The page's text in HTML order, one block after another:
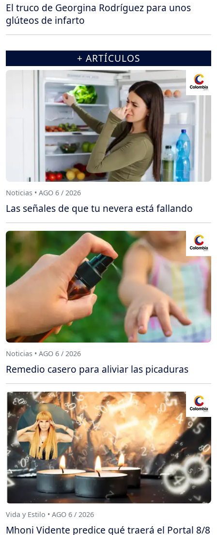
El truco de Georgina Rodríguez para unos
glúteos de infarto
+ ARTÍCULOS
Noticias • AGO 6 / 2026
Las señales de que tu nevera está fallando
Noticias • AGO 6 / 2026
Remedio casero para aliviar las picaduras
Vida y Estilo • AGO 6 / 2026
Mhoni Vidente predice qué traerá el Portal 8/8